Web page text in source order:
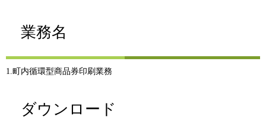
業務名
1.町内循環型商品券印刷業務
ダウンロード